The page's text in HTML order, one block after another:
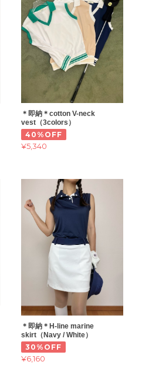
＊即納＊cotton V-neck
vest（3colors）
40%OFF
¥5,340
＊即納＊H-line marine
skirt（Navy / White）
30%OFF
¥6,160